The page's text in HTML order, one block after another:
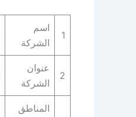
1
اسم
الشركة
2
عنوان
الشركة
المناطق